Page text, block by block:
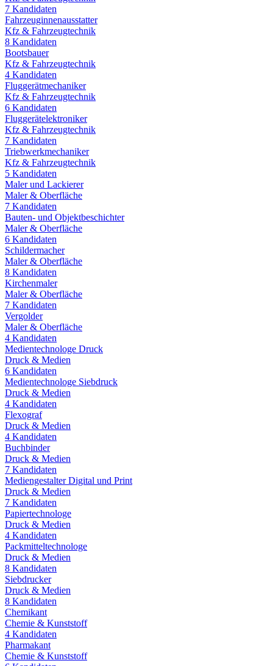
7 Kandidaten
Fahrzeuginnenausstatter
Kfz & Fahrzeugtechnik
8 Kandidaten
Bootsbauer
Kfz & Fahrzeugtechnik
4 Kandidaten
Fluggerätmechaniker
Kfz & Fahrzeugtechnik
6 Kandidaten
Fluggerätelektroniker
Kfz & Fahrzeugtechnik
7 Kandidaten
Triebwerkmechaniker
Kfz & Fahrzeugtechnik
5 Kandidaten
Maler und Lackierer
Maler & Oberfläche
7 Kandidaten
Bauten- und Objektbeschichter
Maler & Oberfläche
6 Kandidaten
Schildermacher
Maler & Oberfläche
8 Kandidaten
Kirchenmaler
Maler & Oberfläche
7 Kandidaten
Vergolder
Maler & Oberfläche
4 Kandidaten
Medientechnologe Druck
Druck & Medien
6 Kandidaten
Medientechnologe Siebdruck
Druck & Medien
4 Kandidaten
Flexograf
Druck & Medien
4 Kandidaten
Buchbinder
Druck & Medien
7 Kandidaten
Mediengestalter Digital und Print
Druck & Medien
7 Kandidaten
Papiertechnologe
Druck & Medien
4 Kandidaten
Packmitteltechnologe
Druck & Medien
8 Kandidaten
Siebdrucker
Druck & Medien
8 Kandidaten
Chemikant
Chemie & Kunststoff
4 Kandidaten
Pharmakant
Chemie & Kunststoff